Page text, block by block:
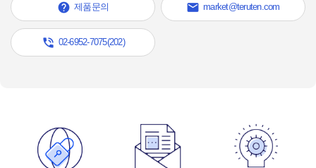
 제품문의  market@teruten.com
 02-6952-7075(202)